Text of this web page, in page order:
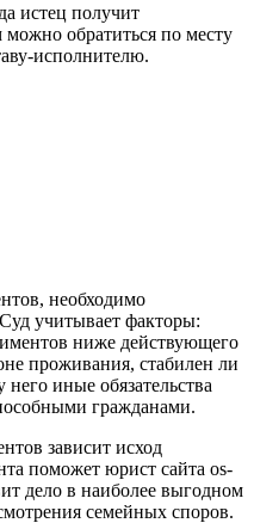
истец получит
обратиться по месту
исполнителю.
необходимо
Суд учитывает факторы:
ниже действующего
проживания, стабилен ли
иные обязательства
гражданами.
зависит исход
поможет юрист сайта os-
дело в наиболее выгодном
семейных споров.